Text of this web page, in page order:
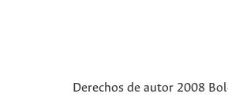
Derechos de autor 2008